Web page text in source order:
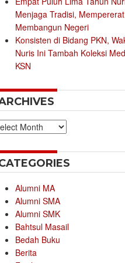
Menjaga Tradisi,
Membangun Negeri
Konsisten di Bidang PKN,
Nuris Ini Tambah Koleksi
KSN
Alumni MA
Alumni SMA
Alumni SMK
Bahtsul Masail
Bedah Buku
Berita